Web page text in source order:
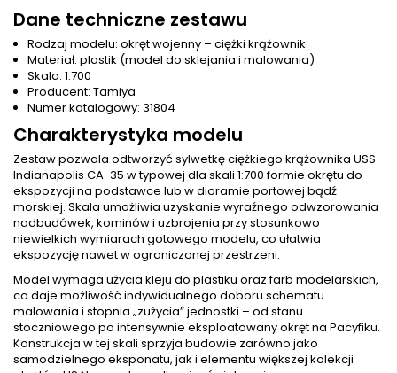
Dane techniczne zestawu
Rodzaj modelu: okręt wojenny – ciężki krążownik
Materiał: plastik (model do sklejania i malowania)
Skala: 1:700
Producent: Tamiya
Numer katalogowy: 31804
Charakterystyka modelu
Zestaw pozwala odtworzyć sylwetkę ciężkiego krążownika USS
Indianapolis CA-35 w typowej dla skali 1:700 formie okrętu do
ekspozycji na podstawce lub w dioramie portowej bądź
morskiej. Skala umożliwia uzyskanie wyraźnego odwzorowania
nadbudówek, kominów i uzbrojenia przy stosunkowo
niewielkich wymiarach gotowego modelu, co ułatwia
ekspozycję nawet w ograniczonej przestrzeni.
Model wymaga użycia kleju do plastiku oraz farb modelarskich,
co daje możliwość indywidualnego doboru schematu
malowania i stopnia „zużycia” jednostki – od stanu
stoczniowego po intensywnie eksploatowany okręt na Pacyfiku.
Konstrukcja w tej skali sprzyja budowie zarówno jako
samodzielnego eksponatu, jak i elementu większej kolekcji